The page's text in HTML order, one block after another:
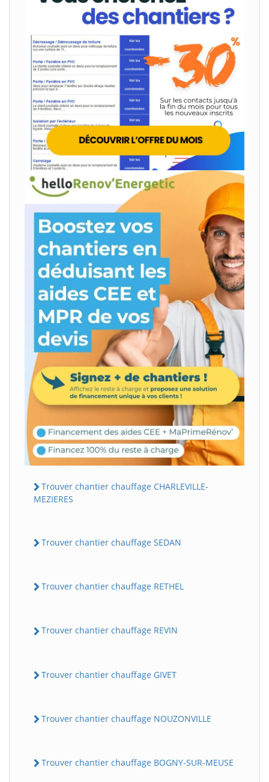
Trouver chantier chauffage CHARLEVILLE-
MEZIERES
Trouver chantier chauffage SEDAN
Trouver chantier chauffage RETHEL
Trouver chantier chauffage REVIN
Trouver chantier chauffage GIVET
Trouver chantier chauffage NOUZONVILLE
Trouver chantier chauffage BOGNY-SUR-MEUSE